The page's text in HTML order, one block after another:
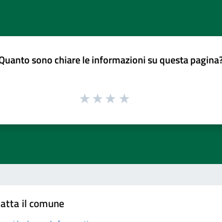
sono chiare le informazioni su questa
il comune